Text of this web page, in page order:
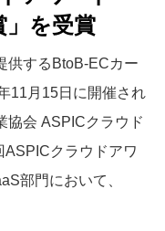
」を受賞
供するBtoB-ECカー
11月15日に開催され
協会 ASPICクラウド
クラウドアワ
部門において、